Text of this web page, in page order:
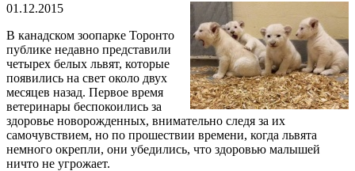
01.12.2015
В канадском зоопарке Торонто
публике недавно представили
четырех белых львят, которые
появились на свет около двух
месяцев назад. Первое время
ветеринары беспокоились за
здоровье новорожденных, внимательно следя за их
самочувствием, но по прошествии времени, когда львята
немного окрепли, они убедились, что здоровью малышей
ничто не угрожает.